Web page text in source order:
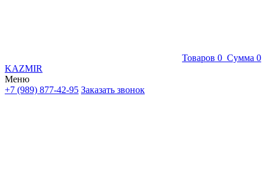
Товаров 0 Сумма 0
KAZMIR
Меню
+7 (989) 877-42-95 Заказать звонок